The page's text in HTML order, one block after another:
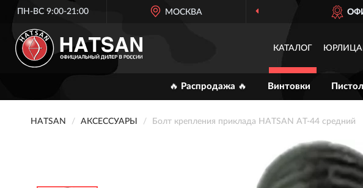
ПН-ВС 9:00-21:00 МОСКВА ОФИЦИАЛЬНЫЙ ДИЛЕР
КАТАЛОГ
🔥 Распродажа 🔥 Винтовки
HATSAN АКСЕССУАРЫ Болт крепления приклада HATSAN AT-44 средний